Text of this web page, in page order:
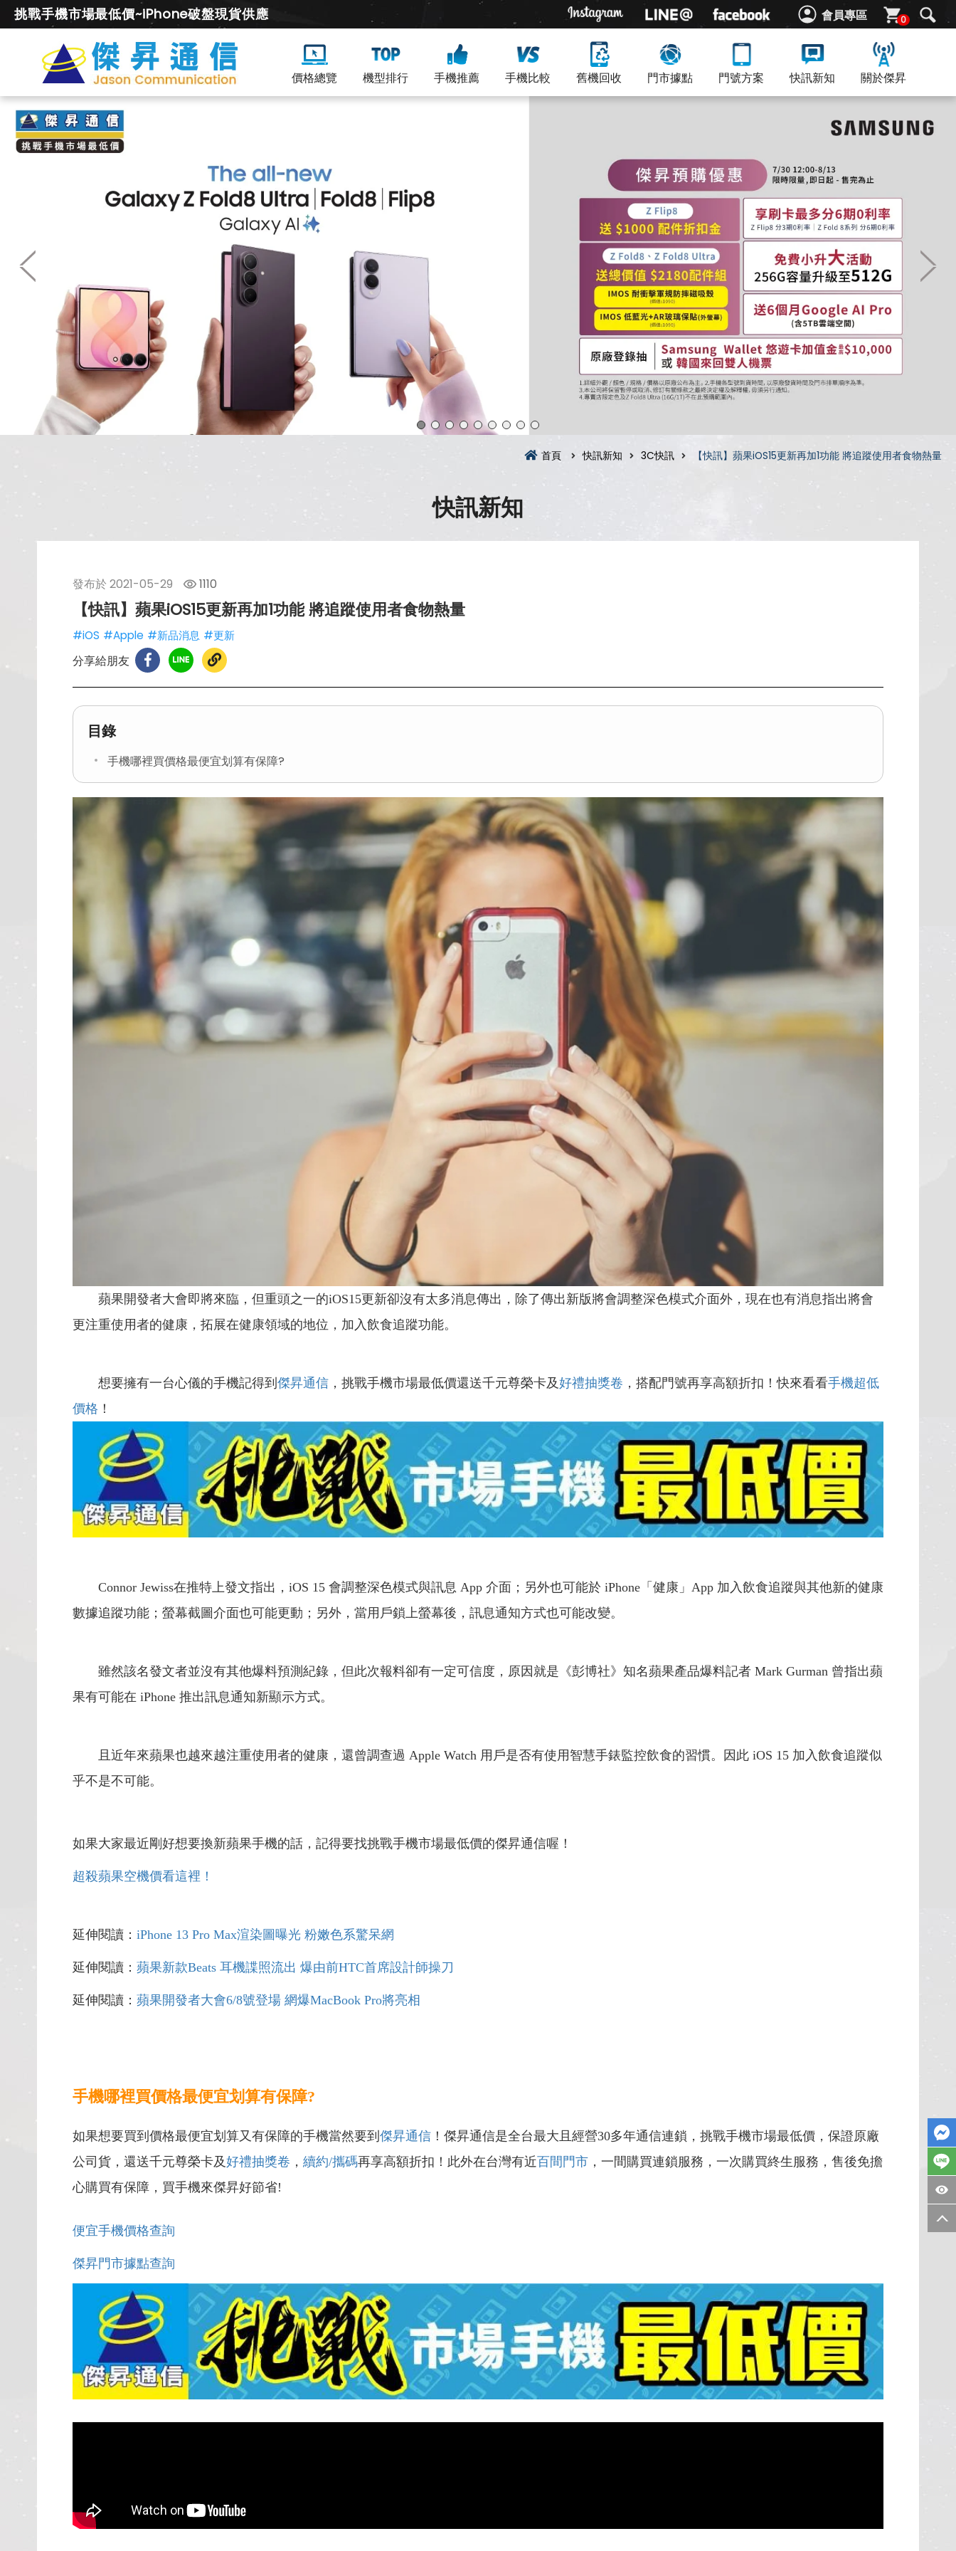
會員專區 0
挑戰手機市場最低價~iPhone破盤現貨供應
價格總覽 機型排行 手機推薦 手機比較 舊機回收 門市據點 門號方案 快訊新知 關於傑昇
首頁 快訊新知 3C快訊 【快訊】蘋果iOS15更新再加1功能 將追蹤使用者食物熱量
快訊新知
發布於 2021-05-29 1110
【快訊】蘋果iOS15更新再加1功能 將追蹤使用者食物熱量
#iOS #Apple #新品消息 #更新
分享給朋友
目錄
手機哪裡買價格最便宜划算有保障?
蘋果開發者大會即將來臨，但重頭之一的iOS15更新卻沒有太多消息傳出，除了傳出新版將會調整深色模式介面外，現在也有消息指出將會
更注重使用者的健康，拓展在健康領域的地位，加入飲食追蹤功能。
想要擁有一台心儀的手機記得到 傑昇通信 ，挑戰手機市場最低價還送千元尊榮卡及好禮抽獎卷 ，搭配門號再享高額折扣！快來看看手機超低
價格 ！
Connor Jewiss在推特上發文指出，iOS 15 會調整深色模式與訊息 App 介面；另外也可能於 iPhone「健康」App 加入飲食追蹤與其他新的健康
數據追蹤功能；螢幕截圖介面也可能更動；另外，當用戶鎖上螢幕後，訊息通知方式也可能改變。
雖然該名發文者並沒有其他爆料預測紀錄，但此次報料卻有一定可信度，原因就是《彭博社》知名蘋果產品爆料記者 Mark Gurman 曾指出蘋
果有可能在 iPhone 推出訊息通知新顯示方式。
且近年來蘋果也越來越注重使用者的健康，還曾調查過 Apple Watch 用戶是否有使用智慧手錶監控飲食的習慣。因此 iOS 15 加入飲食追蹤似
乎不是不可能。
如果大家最近剛好想要換新蘋果手機的話，記得要找挑戰手機市場最低價的傑昇通信喔！
超殺蘋果空機價看這裡！
延伸閱讀： iPhone 13 Pro Max渲染圖曝光 粉嫩色系驚呆網
延伸閱讀： 蘋果新款Beats 耳機諜照流出 爆由前HTC首席設計師操刀
延伸閱讀： 蘋果開發者大會6/8號登場 網爆MacBook Pro將亮相
手機哪裡買價格最便宜划算有保障?
如果想要買到價格最便宜划算又有保障的手機當然要到 傑昇通信 ！傑昇通信是全台最大且經營30多年通信連鎖，挑戰手機市場最低價，保證原廠
公司貨，還送千元尊榮卡及好禮抽獎卷 ， 續約/攜碼再享高額折扣！此外在台灣有近百間門市 ，一間購買連鎖服務，一次購買終生服務，售後免擔
心購買有保障，買手機來傑昇好節省!
便宜手機價格查詢
傑昇門市據點查詢